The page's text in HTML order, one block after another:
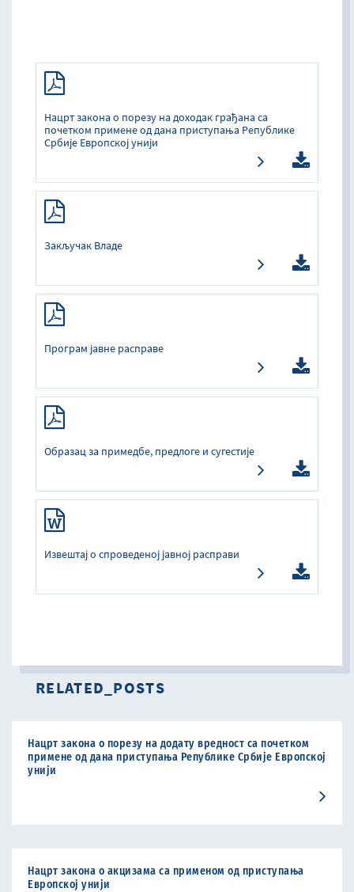
Нацрт закона о порезу на доходак грађана са
почетком примене од дана приступања Републике
Србије Европској унији
Закључак Владе
Програм јавне расправе
Образац за примедбе, предлоге и сугестије
Извештај о спроведеној јавној расправи
RELATED_POSTS
Нацрт закона о порезу на додату вредност са почетком
примене од дана приступања Републике Србије Европској
унији
Нацрт закона о акцизама са применом од приступања
Европској унији